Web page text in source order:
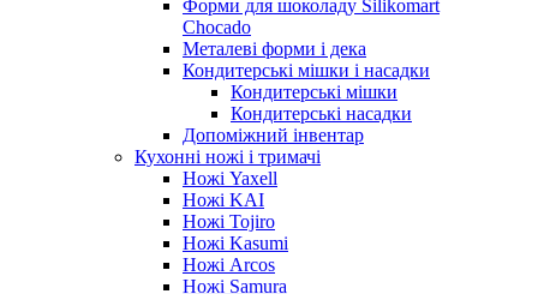
Форми для шоколаду Silikomart
Chocado
Металеві форми і дека
Кондитерські мішки і насадки
Кондитерські мішки
Кондитерські насадки
Допоміжний інвентар
Кухонні ножі і тримачі
Ножі Yaxell
Ножі KAI
Ножі Tojiro
Ножі Kasumi
Ножі Arcos
Ножі Samura